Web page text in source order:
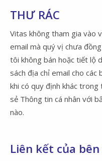
THƯ RÁC
Vitas không tham gia vào
email mà quý vị chưa
tôi không bán hoặc tiết lộ
sách địa chỉ email cho
khi có quy định khác trong
sẻ Thông tin cá nhân với
nào.
Liên kết của